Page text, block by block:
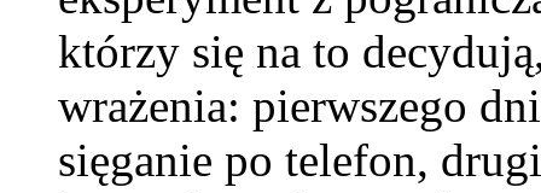
którzy się na to
wrażenia: pierwszego
sięganie po telefon,